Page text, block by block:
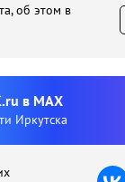
об этом в
в MAX
Иркутска